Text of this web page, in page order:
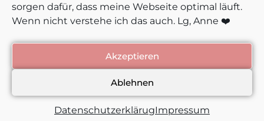
sorgen dafür, dass meine Webseite optimal läuft.
Wenn nicht verstehe ich das auch. Lg, Anne ❤️
Akzeptieren
Ablehnen
DatenschutzerklärugImpressum
AGB’s
© Anne Kox-Schindelin 2026